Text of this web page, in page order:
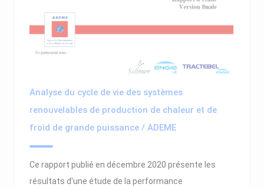
Analyse du cycle de vie des systèmes
renouvelables de production de chaleur et de
froid de grande puissance / ADEME
Ce rapport publié en décembre 2020 présente les
résultats d'une étude de la performance